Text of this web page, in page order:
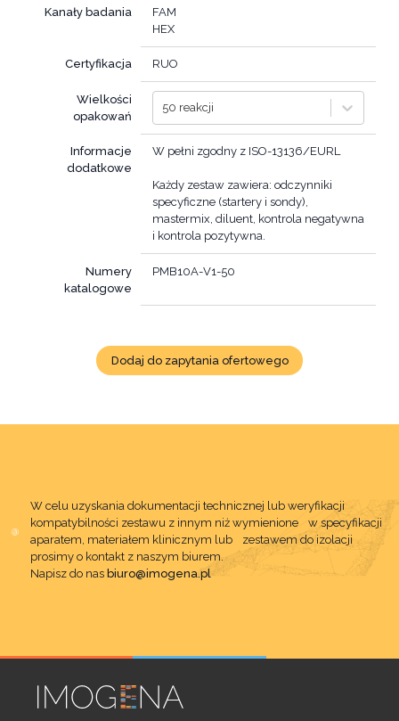
Kanały badania
FAM
HEX
Certyfikacja RUO
Wielkości
opakowań
50 reakcji
Informacje
dodatkowe
W pełni zgodny z ISO-13136/EURL
Każdy zestaw zawiera: odczynniki
specyficzne (startery i sondy),
mastermix, diluent, kontrola negatywna
i kontrola pozytywna.
Numery
katalogowe
PMB10A-V1-50
Dodaj do zapytania ofertowego
W celu uzyskania dokumentacji technicznej lub weryfikacji
kompatybilności zestawu z innym niż wymienione w specyfikacji
aparatem, materiałem klinicznym lub zestawem do izolacji
prosimy o kontakt z naszym biurem.
Napisz do nas biuro@imogena.pl